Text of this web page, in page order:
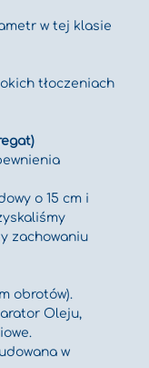
w tej klasie
tłoczeniach
o 15 cm i
zachowaniu
obrotów).
Oleju,
w